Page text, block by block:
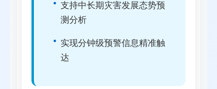
支持中长期灾害发展态势预
测分析
实现分钟级预警信息精准触
达